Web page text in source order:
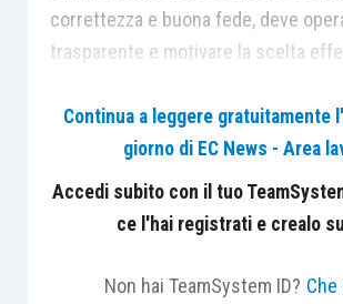
correttezza e buona fede, deve
trasparente e motivare la scelta
procedure di selezione del
assenza di una predeterminazione di
concordati con le organizzazioni
integra la violazione degli obblighi di
potere, a contenuto discrezionale, di
Continua a leggere gratuitamente
giorno di EC News - Area
Accedi subito con il tuo
ce l'hai registrati e crealo
Non hai TeamSystem ID?